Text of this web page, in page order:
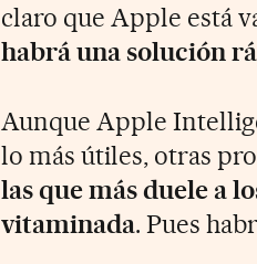
claro que Apple está
habrá una solución
Aunque Apple
lo más útiles, otras
las que más duele a
vitaminada. Pues